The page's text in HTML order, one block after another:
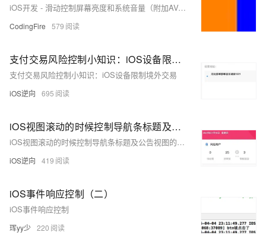
iOS开发 - 滑动控制屏幕亮度和系统音量（附加AVAudioPlayer基本用法和Masonry简单使用）
CodingFire 579
支付交易风险控制小知识：iOS设备限制境外交易
支付交易风险控制小知识：iOS设备限制境外交易
iOS逆向 695
iOS视图滚动的时候控制导航条标题及公告视图的alpha（显示与隐藏）
iOS视图滚动的时候控制导航条标题及公告视图的alpha（显示与隐藏）
iOS逆向 419
iOS事件响应控制（二）
iOS事件响应控制
珲yy少 220